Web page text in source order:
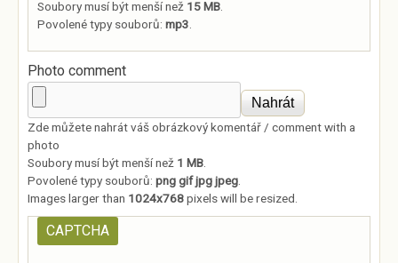
Soubory musí být menší než 15 MB
Povolené typy souborů: mp3
Photo comment
Zde můžete nahrát váš obrázkový komentář / comment with a
photo
Soubory musí být menší než 1 MB
Povolené typy souborů: png gif jpg jpeg
Images larger than 1024x768pixels will be resized.
CAPTCHA